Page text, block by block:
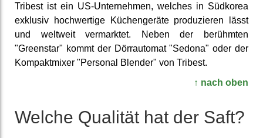
Tribest ist ein US-Unternehmen, welches in Südkorea
exklusiv hoch­wertige Küchen­geräte pro­duzieren lässt
und weltweit ver­marktet. Neben der berühmten
"Greenstar" kommt der Dörr­automat "Sedona" oder der
Kompakt­mixer "Personal Blender" von Tribest.
↑ nach oben
Welche Qualität hat der Saft?